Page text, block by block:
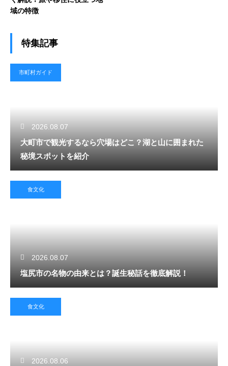
域の特徴
特集記事
市町村ガイド
2026.08.07
大町市で観光するなら穴場はどこ？湖と山に囲まれた
秘境スポットを紹介
食文化
2026.08.07
塩尻市の名物の由来とは？誕生秘話を徹底解説！
食文化
2026.08.06